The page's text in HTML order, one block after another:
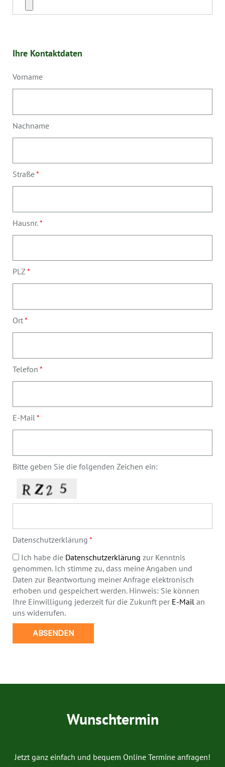
Ihre Kontaktdaten
Vorname
Nachname
Straße
Hausnr.
PLZ
Ort
Telefon
E-Mail
Bitte geben Sie die folgenden Zeichen ein:
Datenschutzerklärung
Ich habe die Datenschutzerklärung zur Kenntnis
genommen. Ich stimme zu, dass meine Angaben und
Daten zur Beantwortung meiner Anfrage elektronisch
erhoben und gespeichert werden. Hinweis: Sie können
Ihre Einwilligung jederzeit für die Zukunft per E-Mail an
uns widerrufen.
ABSENDEN
Wunschtermin
Jetzt ganz einfach und bequem Online Termine anfragen!